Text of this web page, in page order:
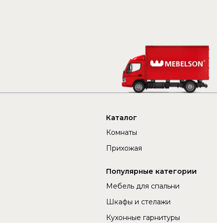
Каталог
Комнаты
Прихожая
Популярные категории
Мебель для спальни
Шкафы и стелажи
Кухонные гарнитуры